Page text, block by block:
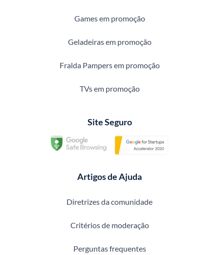
Games em promoção
Geladeiras em promoção
Fralda Pampers em promoção
TVs em promoção
Site Seguro
Artigos de Ajuda
Diretrizes da comunidade
Critérios de moderação
Perguntas frequentes